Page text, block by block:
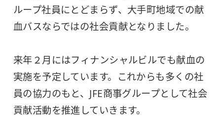
ループ社員にとどまらず、大手町地域での献
血バスならではの社会貢献となりました。
来年２月にはフィナンシャルビルでも献血の
実施を予定しています。これからも多くの社
員の協力のもと、JFE商事グループとして社会
貢献活動を推進していきます。